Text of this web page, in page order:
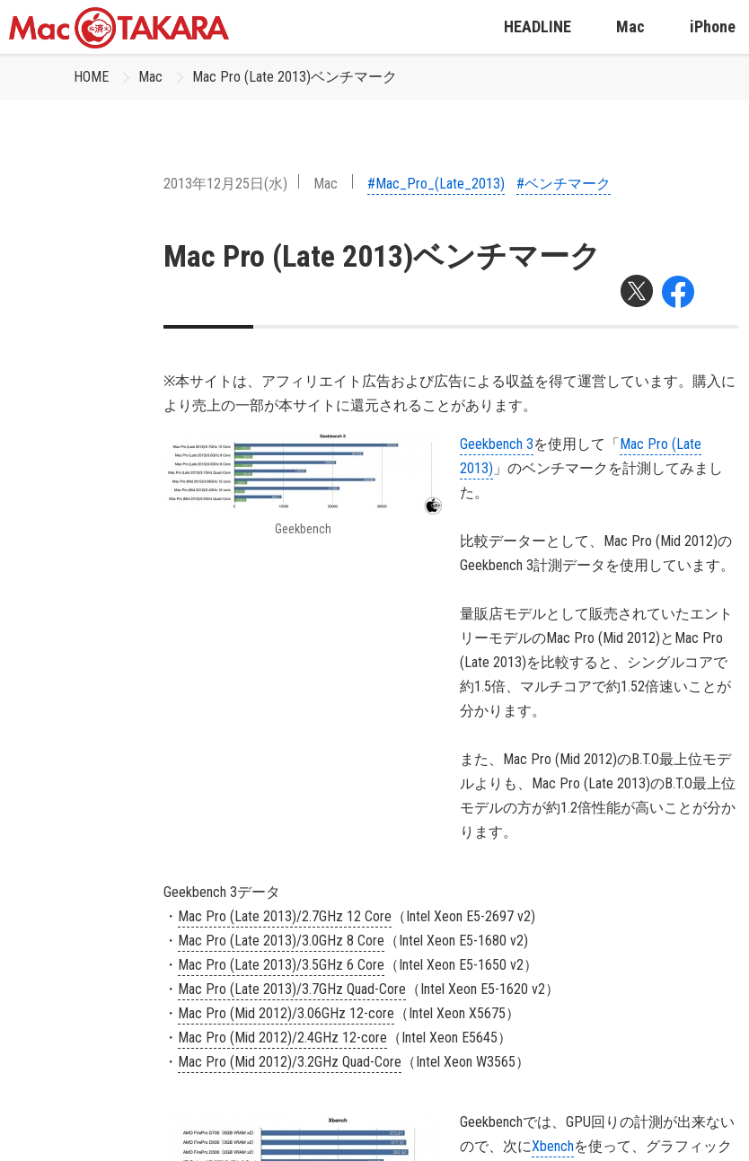
HEADLINE Mac iPhone
HOME Mac Mac Pro (Late 2013)ベンチマーク
2013年12月25日(水) Mac #Mac_Pro_(Late_2013) #ベンチマーク
Mac Pro (Late 2013)ベンチマーク
※本サイトは、アフィリエイト広告および広告による収益を得て運営しています。購入に
より売上の一部が本サイトに還元されることがあります。
Geekbench
Geekbench 3を使用して「Mac Pro (Late
2013) 」のベンチマークを計測してみまし
た。
比較データーとして、Mac Pro (Mid 2012)の
Geekbench 3計測データを使用しています。
量販店モデルとして販売されていたエント
リーモデルのMac Pro (Mid 2012)とMac Pro
(Late 2013)を比較すると、シングルコアで
約1.5倍、マルチコアで約1.52倍速いことが
分かります。
また、Mac Pro (Mid 2012)のB.T.O最上位モデ
ルよりも、Mac Pro (Late 2013)のB.T.O最上位
モデルの方が約1.2倍性能が高いことが分か
ります。
Geekbench 3データ
・ Mac Pro (Late 2013)/2.7GHz 12 Core （Intel Xeon E5-2697 v2)
・ Mac Pro (Late 2013)/3.0GHz 8 Core （Intel Xeon E5-1680 v2)
・ Mac Pro (Late 2013)/3.5GHz 6 Core （Intel Xeon E5-1650 v2）
・ Mac Pro (Late 2013)/3.7GHz Quad-Core （Intel Xeon E5-1620 v2）
・ Mac Pro (Mid 2012)/3.06GHz 12-core （Intel Xeon X5675）
・ Mac Pro (Mid 2012)/2.4GHz 12-core （Intel Xeon E5645）
・ Mac Pro (Mid 2012)/3.2GHz Quad-Core （Intel Xeon W3565）
Geekbenchでは、GPU回りの計測が出来ない
ので、次にXbenchを使って、グラフィック